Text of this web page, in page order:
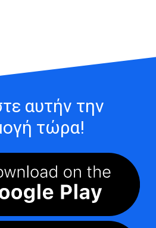
αυτήν την
τώρα!